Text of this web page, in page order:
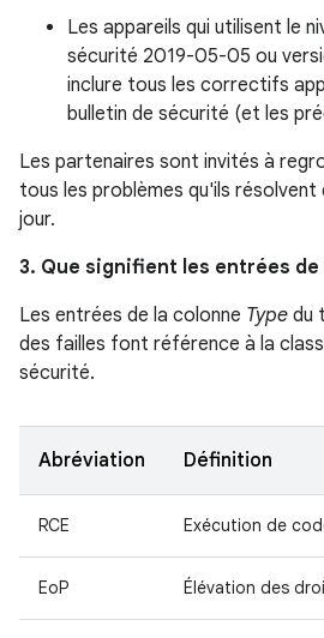
Les appareils qui utilisent le
sécurité 2019-05-05 ou
inclure tous les correctifs
bulletin de sécurité (et les
Les partenaires sont invités à
tous les problèmes qu'ils résolvent
jour.
3. Que signifient les entrées de
Les entrées de la colonne Type du
des failles font référence à la
sécurité.
Abréviation Définition
RCE Exécution de
EoP Élévation des